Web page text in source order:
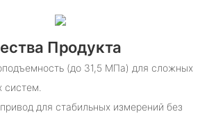
Продукта
(до 31,5 МПа) для сложных
систем.
для стабильных измерений без